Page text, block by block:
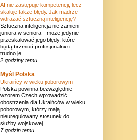
AI nie zastępuje kompetencji, lecz
skaluje także błędy. Jak mądrze
wdrażać sztuczną inteligencję? -
Sztuczna inteligencja nie zamieni
juniora w seniora – może jedynie
przeskalować jego błędy, które
będą brzmieć profesjonalnie i
trudno je...
2 godziny temu
Myśl Polska
Ukraińcy w wieku poborowym -
Polska powinna bezwzględnie
wzorem Czech wprowadzić
obostrzenia dla Ukraińców w wieku
poborowym, którzy mają
nieuregulowany stosunek do
służby wojskowej....
7 godzin temu